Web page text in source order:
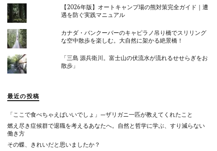
【2026年版】オートキャンプ場の熊対策完全ガイド｜遭
遇を防ぐ実践マニュアル
カナダ・バンクーバーのキャピラノ吊り橋でスリリング
な空中散歩を楽しむ。大自然に架かる絶景橋！
「三島 源兵衛川。富士山の伏流水が流れるせせらぎをお
散歩」
最近の投稿
「ここで食べちゃえばいいでしょ」—ザリガニ一匹が教えてくれたこと
燃え尽き症候群で退職を考えるあなたへ。自然と哲学に学ぶ、すり減らない
働き方
その蝶、きれいだと思いましたか？